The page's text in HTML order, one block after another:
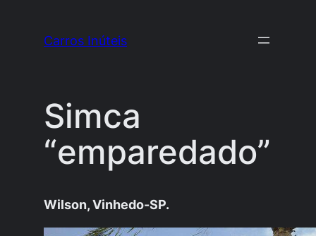
Carros Inúteis
Simca
“emparedado”
Wilson, Vinhedo-SP.